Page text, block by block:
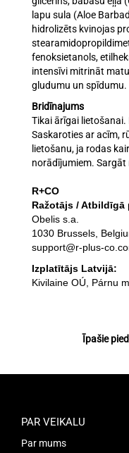
lapu sula (Aloe
hidrolizēts kvinojas
fenoksietanols,
intensīvi mitrināt
gludumu un spīdumu.
Bridīnajums
Tikai ārīgai
Saskaroties ar acīm,
lietošanu, ja rodas
norādījumiem. Sargāt
R+CO
Ražotājs / Atbildīgā
Obelis s.a.
1030 Brussels,
support@r-plus-
Izplatītājs Latvijā:
Kivilaine OÚ, Párnu
Īpašie
PAR VEIKALU
Par mums